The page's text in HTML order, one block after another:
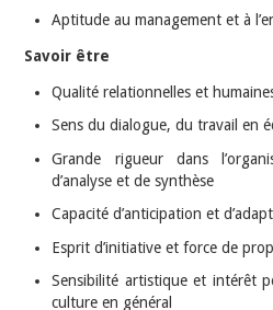
Aptitude au management et à
Savoir être
Qualité relationnelles et
Sens du dialogue, du travail en
Grande rigueur dans
d’analyse et de synthèse
Capacité d’anticipation et
Esprit d’initiative et force de
Sensibilité artistique et intérêt
culture en général